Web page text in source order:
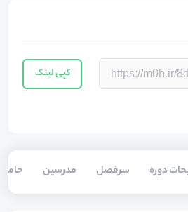
کپی لینک
دوره سرفصل مدرسین